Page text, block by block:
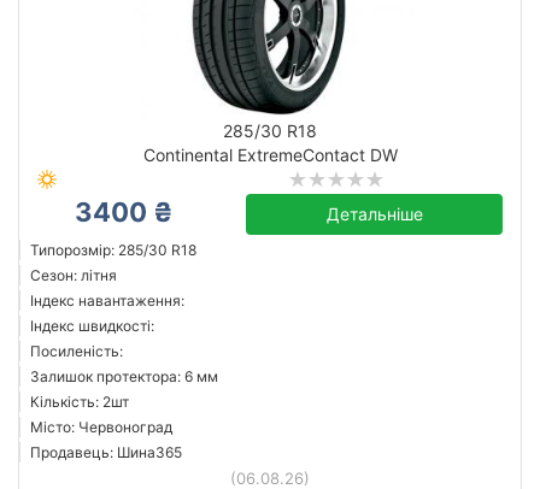
285/30 R18
Continental ExtremeContact DW
3400 ₴ Детальніше
Типорозмір: 285/30 R18
Сезон: літня
Індекс навантаження:
Індекс швидкості:
Посиленість:
Залишок протектора: 6 мм
Кількість: 2шт
Місто: Червоноград
Продавець: Шина365
(06.08.26)